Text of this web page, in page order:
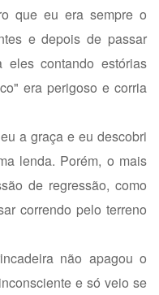
que eu era sempre o
e depois de passar
eles contando estórias
era perigoso e corria
a graça e eu descobri
lenda. Porém, o mais
de regressão, como
correndo pelo terreno
não apagou o
e só veio se